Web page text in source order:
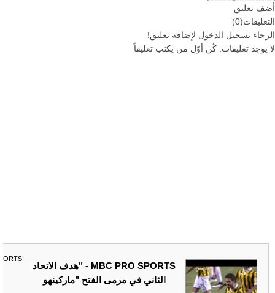
أضف تعليق
التعليقات(
0
)
الرجاء تسجيل الدخول لإضافة تعليق!
لا يوجد تعليقات. كُن أوّل من يكتب تعليقاً
MBC PRO SPORTS - "هدف الاتحاد
الثاني في مرمى الفتح "ماركينهو